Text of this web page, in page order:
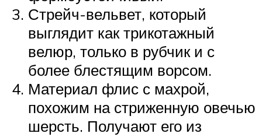
Стрейч-вельвет, который
выглядит как трикотажный
велюр, только в рубчик и с
более блестящим ворсом.
Материал флис с махрой,
похожим на стриженную овечью
шерсть. Получают его из